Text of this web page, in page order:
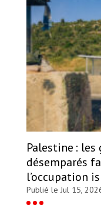
Palestine : les
désemparés
l’occupation
Publié le Jul 15,